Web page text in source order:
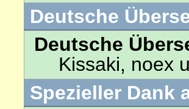
Deutsche
Deutsche
Kissaki, noex
Spezieller Dank